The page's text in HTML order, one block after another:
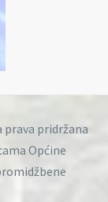
prava pridržana
Općine